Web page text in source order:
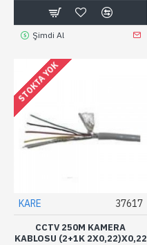
Şimdi Al
STOKTA YOK
KARE 37617
CCTV 250M KAMERA
KABLOSU (2+1K 2X0,22)X0,22